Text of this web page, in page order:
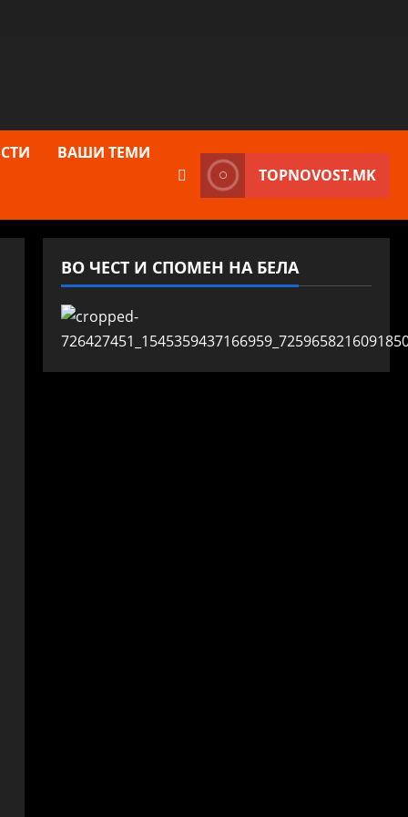
ВАШИ ТЕМИ
TOPNOVOST.MK
ВО ЧЕСТ И СПОМЕН НА БЕЛА